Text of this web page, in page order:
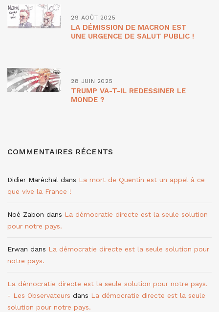
29 AOÛT 2025
LA DÉMISSION DE MACRON EST
UNE URGENCE DE SALUT PUBLIC !
28 JUIN 2025
TRUMP VA-T-IL REDESSINER LE
MONDE ?
COMMENTAIRES RÉCENTS
Didier Maréchal dans La mort de Quentin est un appel à ce
que vive la France !
Noé Zabon dans La démocratie directe est la seule solution
pour notre pays.
Erwan dans La démocratie directe est la seule solution pour
notre pays.
La démocratie directe est la seule solution pour notre pays.
- Les Observateurs dans La démocratie directe est la seule
solution pour notre pays.